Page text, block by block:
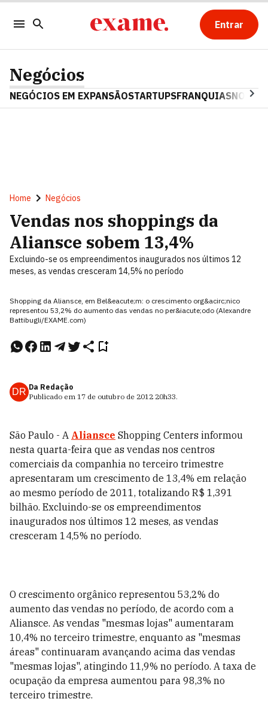
Entrar
Negócios
NEGÓCIOS EM EXPANSÃOSTARTUPSFRANQUIAS
Home Negócios
Vendas nos shoppings da
Aliansce sobem 13,4%
Excluindo-se os empreendimentos inaugurados nos últimos 12
meses, as vendas cresceram 14,5% no período
Shopping da Aliansce, em Bel&eacute;m: o crescimento org&acirc;nico
representou 53,2% do aumento das vendas no per&iacute;odo (Alexandre
Battibugli/EXAME.com)
DR Da Redação
Publicado em 17 de outubro de 2012 20h33.
São Paulo - A Aliansce Shopping Centers informou
nesta quarta-feira que as vendas nos centros
comerciais da companhia no terceiro trimestre
apresentaram um crescimento de 13,4% em relação
ao mesmo período de 2011, totalizando R$ 1,391
bilhão. Excluindo-se os empreendimentos
inaugurados nos últimos 12 meses, as vendas
cresceram 14,5% no período.
O crescimento orgânico representou 53,2% do
aumento das vendas no período, de acordo com a
Aliansce. As vendas "mesmas lojas" aumentaram
10,4% no terceiro trimestre, enquanto as "mesmas
áreas" continuaram avançando acima das vendas
"mesmas lojas", atingindo 11,9% no período. A taxa de
ocupação da empresa aumentou para 98,3% no
terceiro trimestre.